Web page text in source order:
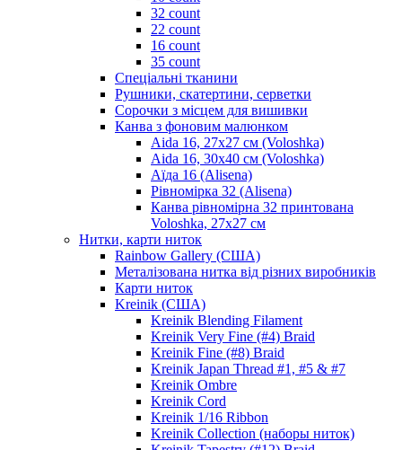
32 count
22 count
16 count
35 count
Спеціальні тканини
Рушники, скатертини, серветки
Сорочки з місцем для вишивки
Канва з фоновим малюнком
Aida 16, 27х27 см (Voloshka)
Aida 16, 30х40 см (Voloshka)
Аїда 16 (Alisena)
Рівномірка 32 (Alisena)
Канва рівномірна 32 принтована
Voloshka, 27х27 см
Нитки, карти ниток
Rainbow Gallery (США)
Металізована нитка від різних виробників
Карти ниток
Kreinik (США)
Kreinik Blending Filament
Kreinik Very Fine (#4) Braid
Kreinik Fine (#8) Braid
Kreinik Japan Thread #1, #5 & #7
Kreinik Ombre
Kreinik Cord
Kreinik 1/16 Ribbon
Kreinik Collection (наборы ниток)